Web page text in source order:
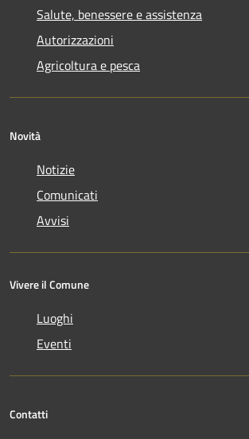
Salute, benessere e assistenza
Autorizzazioni
Agricoltura e pesca
Novità
Notizie
Comunicati
Avvisi
Vivere il Comune
Luoghi
Eventi
Contatti